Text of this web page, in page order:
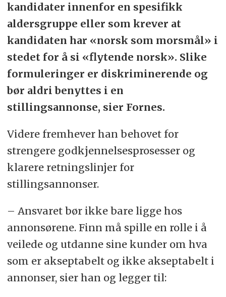
kandidater innenfor en spesifikk
aldersgruppe eller som krever at
kandidaten har «norsk som morsmål» i
stedet for å si «flytende norsk». Slike
formuleringer er diskriminerende og
bør aldri benyttes i en
stillingsannonse, sier Fornes.
Videre fremhever han behovet for
strengere godkjennelsesprosesser og
klarere retningslinjer for
stillingsannonser.
– Ansvaret bør ikke bare ligge hos
annonsørene. Finn må spille en rolle i å
veilede og utdanne sine kunder om hva
som er akseptabelt og ikke akseptabelt i
annonser, sier han og legger til: